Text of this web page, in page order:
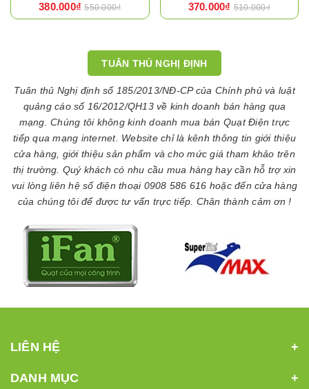
380.000₫ 550.000₫ 370.000₫ 510.000₫
TUÂN THỦ NGHỊ ĐỊNH
Tuân thủ Nghị định số 185/2013/NĐ-CP của Chính phủ và luật
quảng cáo số 16/2012/QH13 về kinh doanh bán hàng qua
mạng. Chúng tôi không kinh doanh mua bán Quạt Điện trực
tiếp qua mạng internet. Website chỉ là kênh thông tin giới thiệu
cửa hàng, giới thiệu sản phẩm và cho mức giá tham khảo trên
thị trường. Quý khách có nhu cầu mua hàng hay cần hỗ trợ xin
vui lòng liên hệ số điện thoại 0908 586 616 hoặc đến cửa hàng
của chúng tôi để được tư vấn trực tiếp. Chân thành cảm ơn !
LIÊN HỆ
DANH MỤC